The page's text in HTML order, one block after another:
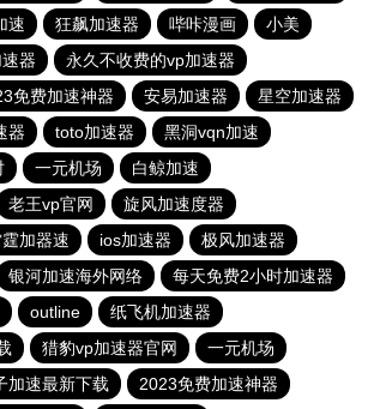
速 狂飙加速器 哔咔漫画
小美
器
永久不收费的vp加速器
免费加速神器 安易加速器
星空加速器
器 toto加速器
黑洞vqn加速
一元机场
白鲸加速
老王vp官网
旋风加速度器
加器速 ios加速器
极风加速器
银河加速海外网络
每天免费2小时加速器
outline
纸飞机加速器
猎豹vp加速器官网
一元机场
加速最新下载
2023免费加速神器